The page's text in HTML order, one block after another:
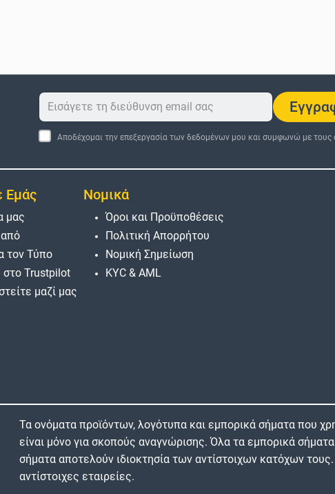
Αποδέχομαι την επεξεργασία των δεδομένων μου και συμφωνώ με τους
Εμάς
μας
τον Τύπο
στο Trustpilot
μαζί μας
Νομικά
Όροι και Προϋποθέσεις
Πολιτική Απορρήτου
Νομική Σημείωση
KYC & AML
Τα ονόματα προϊόντων, λογότυπα και εμπορικά σήματα που
είναι μόνο για σκοπούς αναγνώρισης. Όλα τα εμπορικά
σήματα αποτελούν ιδιοκτησία των αντίστοιχων κατόχων
αντίστοιχες εταιρείες.